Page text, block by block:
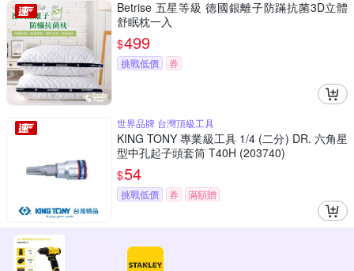
Betrise 五星等級 德國銀離子防蹣抗菌3D立體
舒眠枕一入
$499
挑戰低價 券
世界品牌 台灣頂級工具
KING TONY 專業級工具 1/4 (二分) DR. 六角星
型中孔起子頭套筒 T40H (203740)
$54
挑戰低價 券 滿額贈